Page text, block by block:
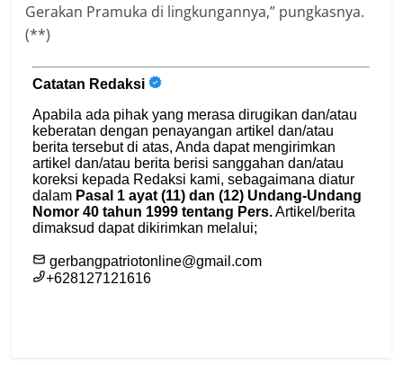
Gerakan Pramuka di lingkungannya,” pungkasnya.
(**)